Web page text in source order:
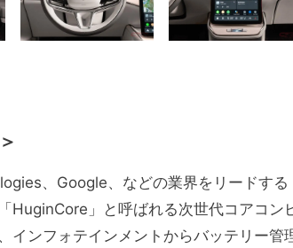
、Google、などの業界をリードする
HuginCore」と呼ばれる次世代コアコン
インフォテインメントからバッテリー管